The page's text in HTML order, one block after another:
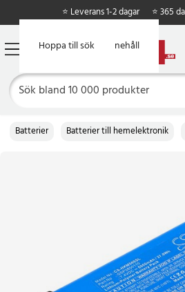
Hoppa till huvudinnehåll
Hoppa till sök
⭐ Leverans 1-2 dagar ⭐ 365
Batterier Batterier till hemelektronik